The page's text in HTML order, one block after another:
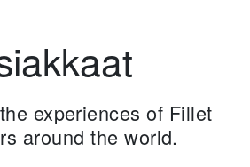
experiences of Fillet
around the world.